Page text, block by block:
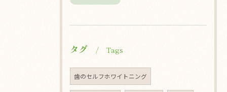
タグ Tags
歯のセルフホワイトニング